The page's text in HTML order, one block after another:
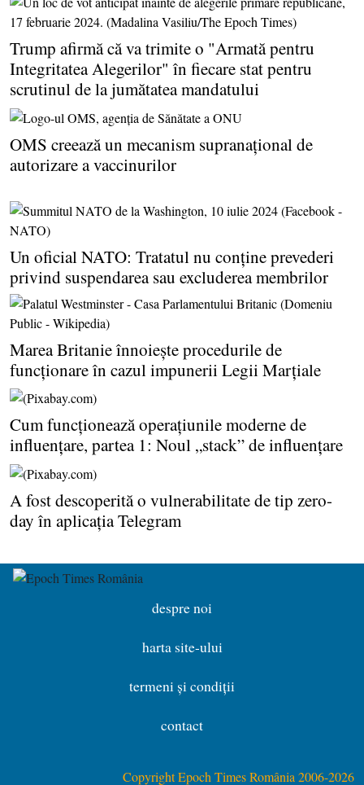
Trump afirmă că va trimite o "Armată pentru
Integritatea Alegerilor" în fiecare stat pentru
scrutinul de la jumătatea mandatului
OMS creează un mecanism supranaţional de
autorizare a vaccinurilor
Un oficial NATO: Tratatul nu conţine prevederi
privind suspendarea sau excluderea membrilor
Marea Britanie înnoieşte procedurile de
funcţionare în cazul impunerii Legii Marţiale
Cum funcţionează operaţiunile moderne de
influenţare, partea 1: Noul „stack” de influenţare
A fost descoperită o vulnerabilitate de tip zero-
day în aplicaţia Telegram
despre noi
harta site-ului
termeni și condiții
contact
Copyright Epoch Times România 2006-2026